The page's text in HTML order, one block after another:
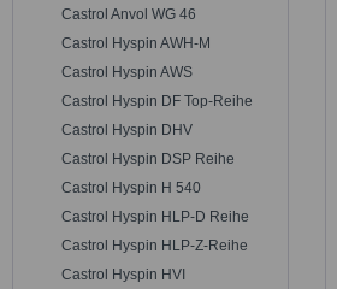
Castrol Anvol WG 46
Castrol Hyspin AWH-M
Castrol Hyspin AWS
Castrol Hyspin DF Top-Reihe
Castrol Hyspin DHV
Castrol Hyspin DSP Reihe
Castrol Hyspin H 540
Castrol Hyspin HLP-D Reihe
Castrol Hyspin HLP-Z-Reihe
Castrol Hyspin HVI